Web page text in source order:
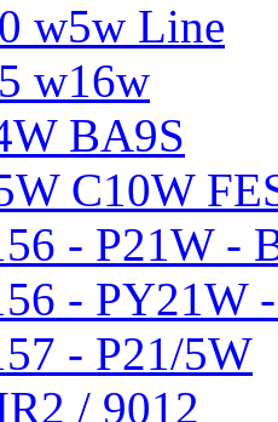
w5w Line
w16w
BA9S
C10W
- P21W -
- PY21W
- P21/5W
/ 9012